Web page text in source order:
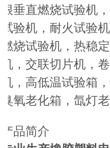
根垂直燃烧试验机
试验机，耐火试验
燃烧试验机，热稳
机，交联切片机，
机，高低温试验箱
臭氧老化箱，氙灯
产品简介